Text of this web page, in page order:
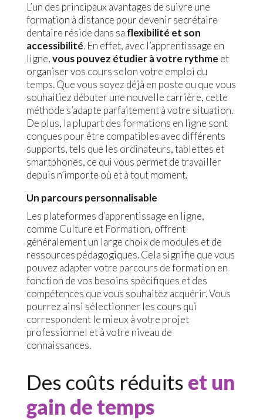
L’un des principaux avantages de suivre une
formation à distance pour devenir secrétaire
dentaire réside dans sa flexibilité et son
accessibilité. En effet, avec l’apprentissage en
ligne,vous pouvez étudier à votre rythme et
organiser vos cours selon votre emploi du
temps. Que vous soyez déjà en poste ou que vous
souhaitiez débuter une nouvelle carrière, cette
méthode s’adapte parfaitement à votre situation.
De plus, la plupart des formations en ligne sont
conçues pour être compatibles avec différents
supports, tels que les ordinateurs, tablettes et
smartphones, ce qui vous permet de travailler
depuis n’importe où et à tout moment.
Un parcours personnalisable
Les plateformes d’apprentissage en ligne,
comme Culture et Formation, offrent
généralement un large choix de modules et de
ressources pédagogiques. Cela signifie que vous
pouvez adapter votre parcours de formation en
fonction de vos besoins spécifiques et des
compétences que vous souhaitez acquérir. Vous
pourrez ainsi sélectionner les cours qui
correspondent le mieux à votre projet
professionnel et à votre niveau de
connaissances.
Des coûts réduits et un
gain de temps